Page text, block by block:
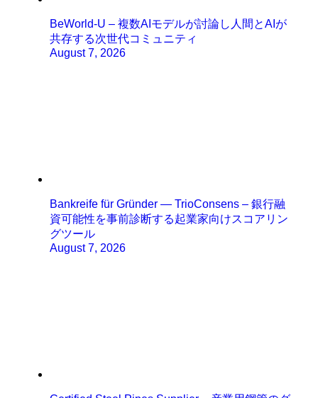
BeWorld-U – 複数AIモデルが討論し人間とAIが
共存する次世代コミュニティ
August 7, 2026
Bankreife für Gründer — TrioConsens – 銀行融
資可能性を事前診断する起業家向けスコアリン
グツール
August 7, 2026